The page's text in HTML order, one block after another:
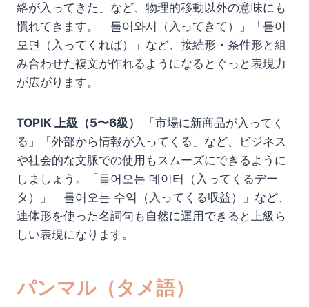
絡が入ってきた」など、物理的移動以外の意味にも
慣れてきます。「들어와서（入ってきて）」「들어
오면（入ってくれば）」など、接続形・条件形と組
み合わせた複文が作れるようになるとぐっと表現力
が広がります。
TOPIK 上級（5〜6級）
「市場に新商品が入ってく
る」「外部から情報が入ってくる」など、ビジネス
や社会的な文脈での使用もスムーズにできるように
しましょう。「들어오는 데이터（入ってくるデー
タ）」「들어오는 수익（入ってくる収益）」など、
連体形を使った名詞句も自然に運用できると上級ら
しい表現になります。
パンマル（タメ語）